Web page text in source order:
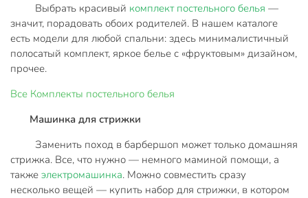
Выбрать красивый комплект постельного белья —
значит, порадовать обоих родителей. В нашем каталоге
есть модели для любой спальни: здесь минималистичный
полосатый комплект, яркое белье с «фруктовым» дизайном,
прочее.
Все Комплекты постельного белья
Машинка для стрижки
Заменить поход в барбершоп может только домашняя
стрижка. Все, что нужно — немного маминой помощи, а
также электромашинка. Можно совместить сразу
несколько вещей — купить набор для стрижки, в котором